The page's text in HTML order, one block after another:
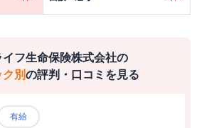
フ生命保険株式会社の
別の評判・口コミを見る
有給